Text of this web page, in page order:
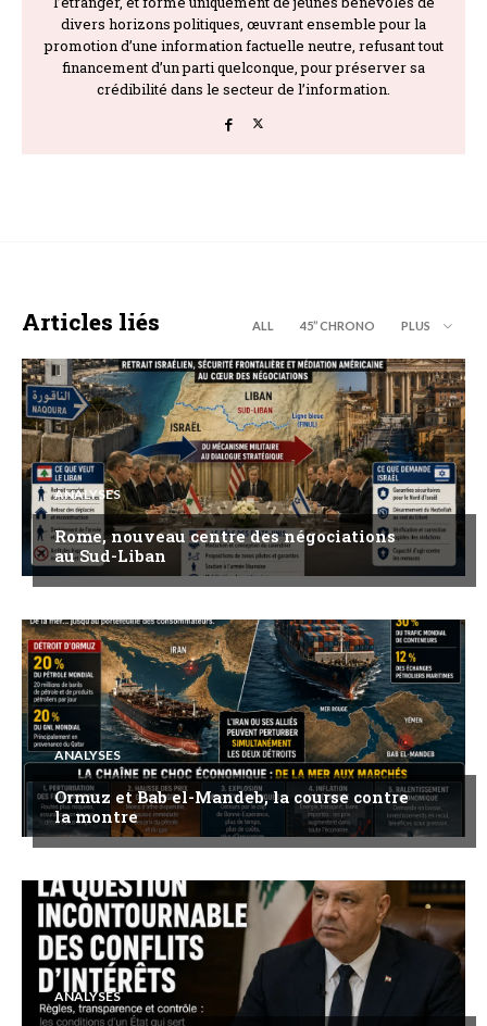
divers horizons politiques, œuvrant ensemble pour la
promotion d’une information factuelle neutre, refusant tout
financement d’un parti quelconque, pour préserver sa
crédibilité dans le secteur de l’information.
Articles liés ALL 45’’ CHRONO PLUS
ANALYSES
Rome, nouveau centre des négociations
au Sud-Liban
ANALYSES
Ormuz et Bab el-Mandeb, la course contre
la montre
ANALYSES